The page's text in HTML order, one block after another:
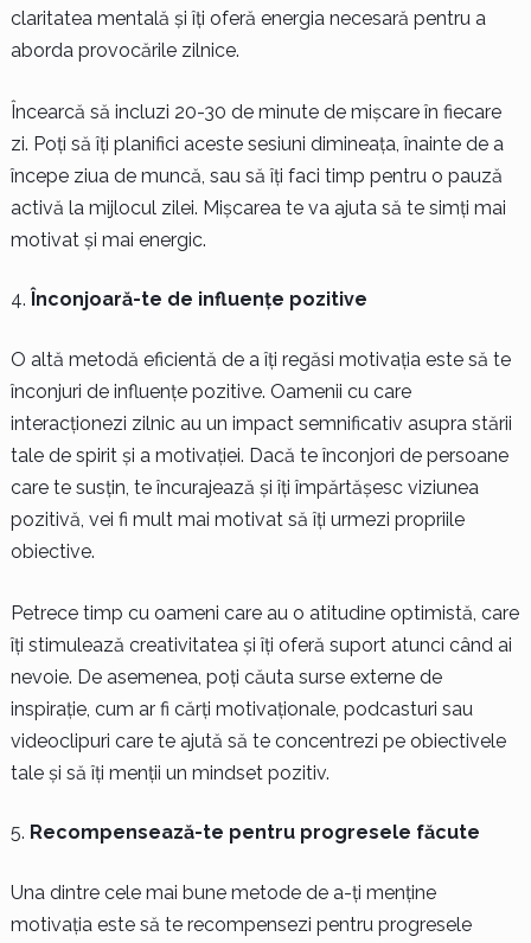
claritatea mentală și îți oferă energia necesară pentru a
aborda provocările zilnice.
Încearcă să incluzi 20-30 de minute de mișcare în fiecare
zi. Poți să îți planifici aceste sesiuni dimineața, înainte de a
începe ziua de muncă, sau să îți faci timp pentru o pauză
activă la mijlocul zilei. Mișcarea te va ajuta să te simți mai
motivat și mai energic.
Înconjoară-te de influențe pozitive
O altă metodă eficientă de a îți regăsi motivația este să te
înconjuri de influențe pozitive. Oamenii cu care
interacționezi zilnic au un impact semnificativ asupra stării
tale de spirit și a motivației. Dacă te înconjori de persoane
care te susțin, te încurajează și îți împărtășesc viziunea
pozitivă, vei fi mult mai motivat să îți urmezi propriile
obiective.
Petrece timp cu oameni care au o atitudine optimistă, care
îți stimulează creativitatea și îți oferă suport atunci când ai
nevoie. De asemenea, poți căuta surse externe de
inspirație, cum ar fi cărți motivaționale, podcasturi sau
videoclipuri care te ajută să te concentrezi pe obiectivele
tale și să îți menții un mindset pozitiv.
Recompensează-te pentru progresele făcute
Una dintre cele mai bune metode de a-ți menține
motivația este să te recompensezi pentru progresele